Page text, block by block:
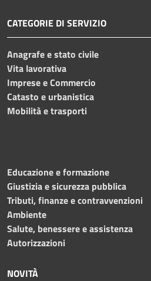
CATEGORIE DI SERVIZIO
Anagrafe e stato civile
Vita lavorativa
Imprese e Commercio
Catasto e urbanistica
Mobilità e trasporti
Educazione e formazione
Giustizia e sicurezza pubblica
Tributi, finanze e contravvenzioni
Ambiente
Salute, benessere e assistenza
Autorizzazioni
NOVITÀ